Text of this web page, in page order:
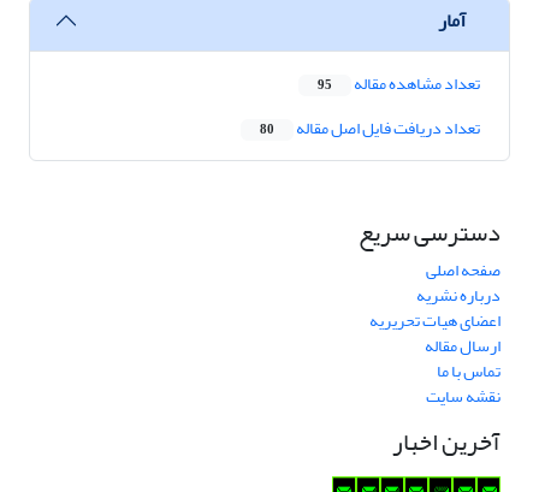
آمار
تعداد مشاهده مقاله 95
تعداد دریافت فایل اصل مقاله 80
دسترسی سریع
صفحه اصلی
درباره نشریه
اعضای هیات تحریریه
ارسال مقاله
تماس با ما
نقشه سایت
آخرین اخبار